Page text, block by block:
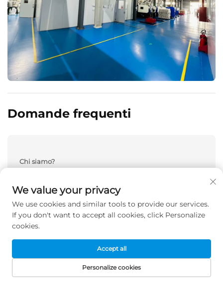
Domande frequenti
Chi siamo?
operiamo dal 2002. I nostri mercati di sbocco
sono: Nord America (40,00%), Europa
occidentale (30,00%), Europa orientale
(10,00%), Europa settentrionale (10,00%),
America meridionale (00,00%), Asia sud-
orientale (00,00%), Africa (00,00%), Oceania
(00,00%), Medio Oriente (00,00%), Asia
orientale (00,00%), America centrale (00,00%),
Europa meridionale (00,00%), Asia
We value your privacy
We use cookies and similar tools to provide our services.
If you don't want to accept all cookies, click Personalize
cookies.
Personalize cookies
Accept all